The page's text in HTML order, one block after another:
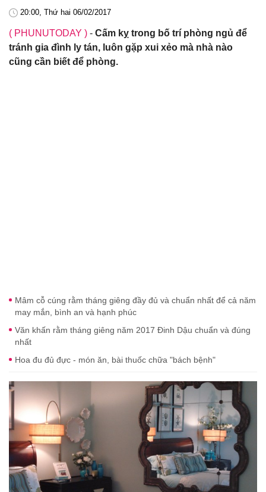
20:00, Thứ hai 06/02/2017
( PHUNUTODAY ) - Cấm kỵ trong bố trí phòng ngủ để
tránh gia đình ly tán, luôn gặp xui xẻo mà nhà nào
cũng cần biết để phòng.
Mâm cỗ cúng rằm tháng giêng đầy đủ và chuẩn nhất để cả năm
may mắn, bình an và hạnh phúc
Văn khấn rằm tháng giêng năm 2017 Đinh Dậu chuẩn và đúng
nhất
Hoa đu đủ đực - món ăn, bài thuốc chữa "bách bệnh"